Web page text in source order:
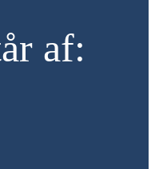
af: